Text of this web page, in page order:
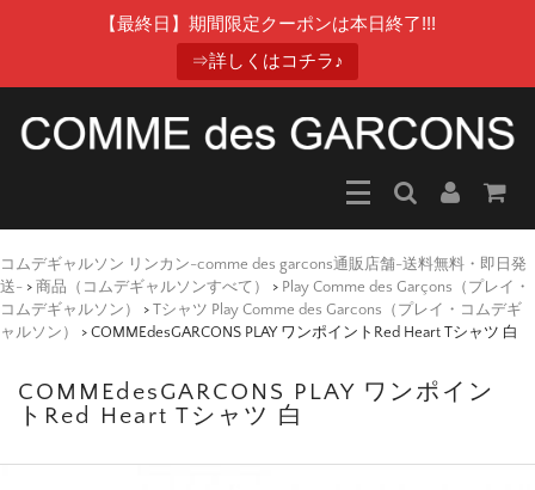
【最終日】期間限定クーポンは本日終了!!!
⇒詳しくはコチラ♪
コムデギャルソン リンカン-comme des garcons通販店舗-送料無料・即日発
送- > 商品（コムデギャルソンすべて） > Play Comme des Garçons（プレイ・
コムデギャルソン）
> Tシャツ Play Comme des Garcons（プレイ・コムデギ
ャルソン）
> COMMEdesGARCONS PLAY ワンポイントRed Heart Tシャツ 白
COMMEdesGARCONS PLAY ワンポイン
トRed Heart Tシャツ 白